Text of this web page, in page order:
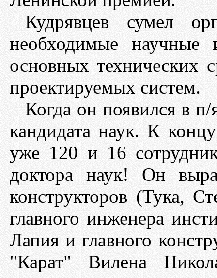
Кудрявцев сумел
необходимые научные
основных технических
проектируемых систем.
Когда он появился в
кандидата наук. К
уже 120 и 16
доктора наук! Он
конструкторов (Тука,
главного инженера
Лапия и главного
"Карат" Вилена